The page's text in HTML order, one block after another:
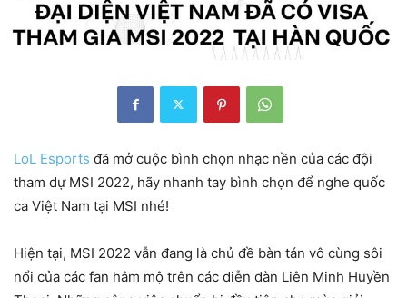
LoL Esports đã mở cuộc bình chọn nhạc nền của các đội
tham dự MSI 2022, hãy nhanh tay bình chọn để nghe quốc
ca Việt Nam tại MSI nhé!
Hiện tại, MSI 2022 vẫn đang là chủ đề bàn tán vô cùng sôi
nổi của các fan hâm mộ trên các diễn đàn Liên Minh Huyền